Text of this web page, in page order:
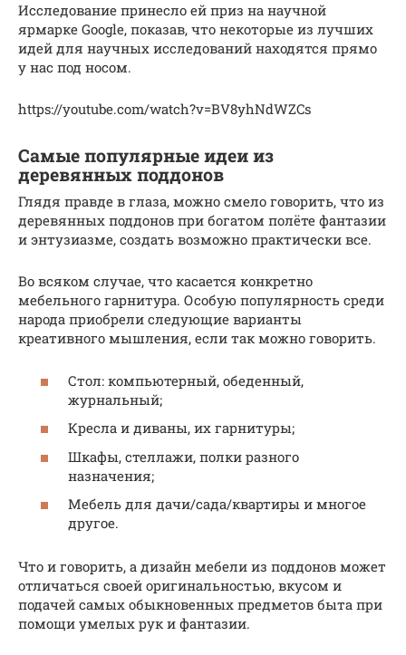
Исследование принесло ей приз на научной
ярмарке Google, показав, что некоторые из лучших
идей для научных исследований находятся прямо
у нас под носом.
https://youtube.com/watch?v=BV8yhNdWZCs
Самые популярные идеи из
деревянных поддонов
Глядя правде в глаза, можно смело говорить, что из
деревянных поддонов при богатом полёте фантазии
и энтузиазме, создать возможно практически все.
Во всяком случае, что касается конкретно
мебельного гарнитура. Особую популярность среди
народа приобрели следующие варианты
креативного мышления, если так можно говорить.
Стол: компьютерный, обеденный,
журнальный;
Кресла и диваны, их гарнитуры;
Шкафы, стеллажи, полки разного
назначения;
Мебель для дачи/сада/квартиры и многое
другое.
Что и говорить, а дизайн мебели из поддонов может
отличаться своей оригинальностью, вкусом и
подачей самых обыкновенных предметов быта при
помощи умелых рук и фантазии.